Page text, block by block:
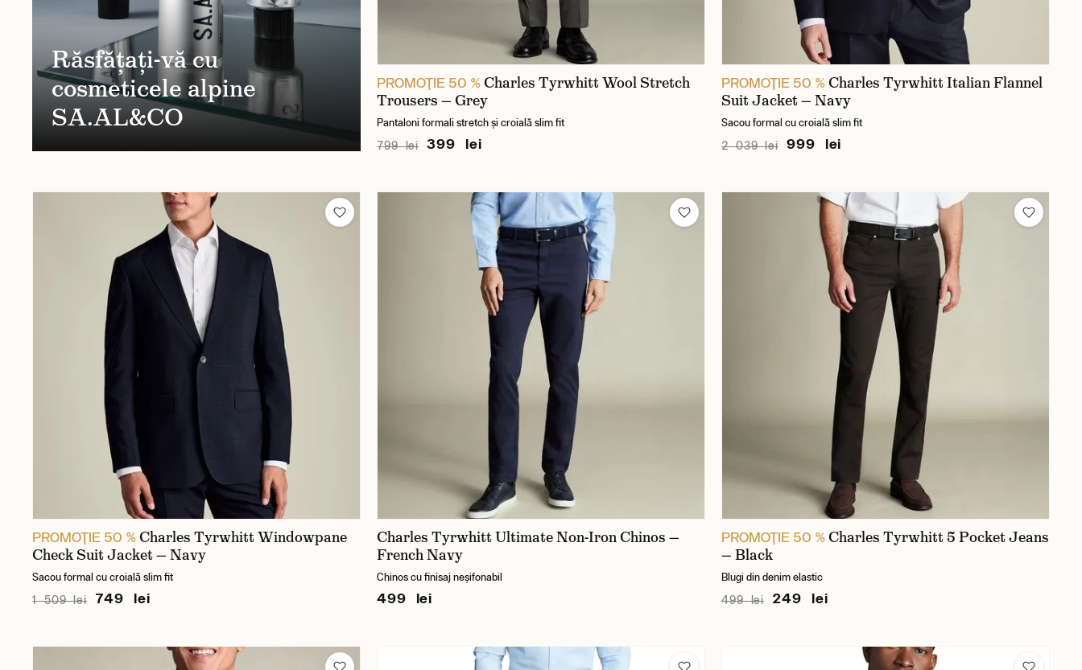
Răsfățați-vă cu
cosmeticele alpine
SA.AL&CO
PROMOŢIE 50 %Charles Tyrwhitt Wool Stretch
Trousers — Grey
Pantaloni formali stretch și croială slim fit
799 lei 399 lei
PROMOŢIE 50 %Charles Tyrwhitt Italian Flannel
Suit Jacket — Navy
Sacou formal cu croială slim fit
2 039 lei 999 lei
PROMOŢIE 50 %Charles Tyrwhitt Windowpane
Check Suit Jacket — Navy
Sacou formal cu croială slim fit
1 509 lei 749 lei
Charles Tyrwhitt Ultimate Non-Iron Chinos —
French Navy
Chinos cu finisaj neșifonabil
499 lei
PROMOŢIE 50 %Charles Tyrwhitt 5 Pocket Jeans
— Black
Blugi din denim elastic
499 lei 249 lei